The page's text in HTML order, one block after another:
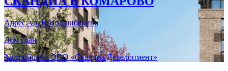
Адрес: ул. В.Подшибякина
Дом сдан
Застройщик: ООО «Скандиа Девелопмент»